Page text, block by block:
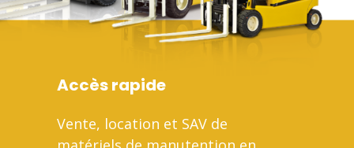
Accès rapide
Vente, location et SAV de